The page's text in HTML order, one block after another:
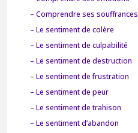
– Comprendre ses souffrances
– Le sentiment de colère
– Le sentiment de culpabilité
– Le sentiment de destruction
– Le sentiment de frustration
– Le sentiment de peur
– Le sentiment de trahison
– Le sentiment d’abandon